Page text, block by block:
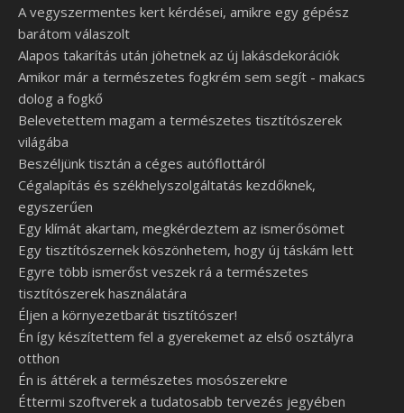
A vegyszermentes kert kérdései, amikre egy gépész
barátom válaszolt
Alapos takarítás után jöhetnek az új lakásdekorációk
Amikor már a természetes fogkrém sem segít - makacs
dolog a fogkő
Belevetettem magam a természetes tisztítószerek
világába
Beszéljünk tisztán a céges autóflottáról
Cégalapítás és székhelyszolgáltatás kezdőknek,
egyszerűen
Egy klímát akartam, megkérdeztem az ismerősömet
Egy tisztítószernek köszönhetem, hogy új táskám lett
Egyre több ismerőst veszek rá a természetes
tisztítószerek használatára
Éljen a környezetbarát tisztítószer!
Én így készítettem fel a gyerekemet az első osztályra
otthon
Én is áttérek a természetes mosószerekre
Éttermi szoftverek a tudatosabb tervezés jegyében